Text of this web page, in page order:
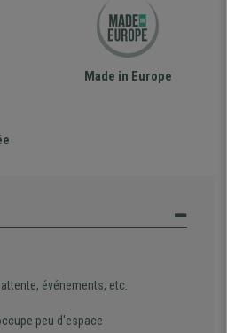
Made in Europe
événements, etc.
peu d'espace